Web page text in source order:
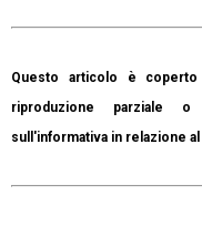
Questo articolo è
riproduzione parziale
sull'informativa in relazione